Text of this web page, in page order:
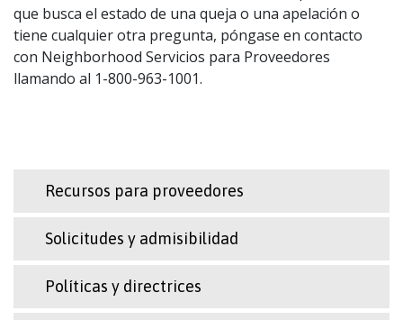
que busca el estado de una queja o una apelación o
tiene cualquier otra pregunta, póngase en contacto
con Neighborhood Servicios para Proveedores
llamando al 1-800-963-1001.
Recursos para proveedores
Solicitudes y admisibilidad
Políticas y directrices